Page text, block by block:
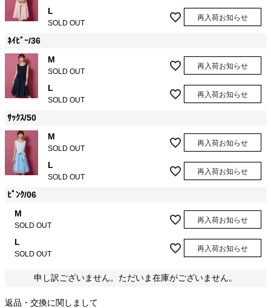
L
SOLD OUT
再入荷お知らせ
ﾈｲﾋﾞｰ/36
M
SOLD OUT
再入荷お知らせ
L
SOLD OUT
再入荷お知らせ
ｻｯｸｽ/50
M
SOLD OUT
再入荷お知らせ
L
SOLD OUT
再入荷お知らせ
ﾋﾟﾝｸ/06
M
SOLD OUT
再入荷お知らせ
L
SOLD OUT
再入荷お知らせ
申し訳ございません。ただいま在庫がございません。
返品・交換に関しまして